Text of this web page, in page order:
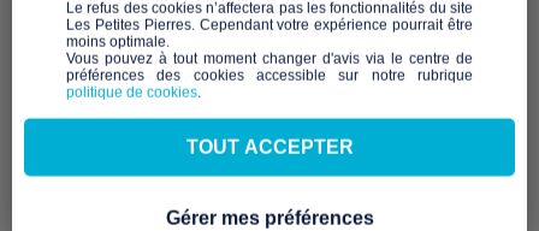
Réduire le coût du logement et combattre
la précarité
2 Personne(s) en situation de précarité
​Le refus des cookies n’affectera pas les fonctionnalités du site
Les Petites Pierres. Cependant votre expérience pourrait être
moins optimale.​
Vous pouvez à tout moment changer d'avis via le centre de
préférences des cookies accessible sur notre rubrique
politique de cookies.
TOUT ACCEPTER
Gérer mes préférences